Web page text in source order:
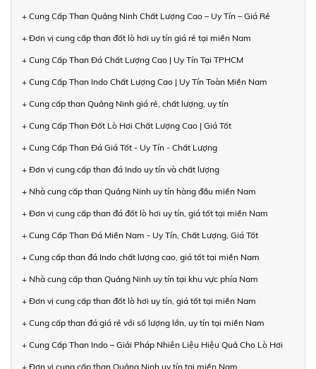
+ Cung Cấp Than Quảng Ninh Chất Lượng Cao – Uy Tín – Giá Rẻ
+ Đơn vị cung cấp than đốt lò hơi uy tín giá rẻ tại miền Nam
+ Cung Cấp Than Đá Chất Lượng Cao | Uy Tín Tại TPHCM
+ Cung Cấp Than Indo Chất Lượng Cao | Uy Tín Toàn Miền Nam
+ Cung cấp than Quảng Ninh giá rẻ, chất lượng, uy tín
+ Cung Cấp Than Đốt Lò Hơi Chất Lượng Cao | Giá Tốt
+ Cung Cấp Than Đá Giá Tốt - Uy Tín - Chất Lượng
+ Đơn vị cung cấp than đá Indo uy tín và chất lượng
+ Nhà cung cấp than Quảng Ninh uy tín hàng đầu miền Nam
+ Đơn vị cung cấp than đá đốt lò hơi uy tín, giá tốt tại miền Nam
+ Cung Cấp Than Đá Miền Nam - Uy Tín, Chất Lượng, Giá Tốt
+ Cung cấp than đá Indo chất lượng cao, giá tốt tại miền Nam
+ Nhà cung cấp than Quảng Ninh uy tín tại khu vực phía Nam
+ Đơn vị cung cấp than đốt lò hơi uy tín, giá tốt tại miền Nam
+ Cung cấp than đá giá rẻ với số lượng lớn, uy tín tại miền Nam
+ Cung Cấp Than Indo – Giải Pháp Nhiên Liệu Hiệu Quả Cho Lò Hơi
+ Đơn vị cung cấp than Quảng Ninh uy tín tại miền Nam